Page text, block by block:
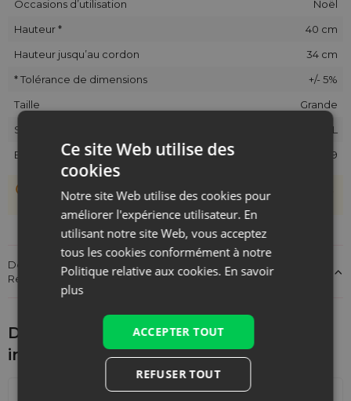
Occasions d’utilisation
Noël
Hauteur *
40 cm
Hauteur jusqu’au cordon
34 cm
* Tolérance de dimensions
+/- 5%
Taille
Grande
SKU
CLB-3040-NAT-JEL
EAN
5903003405689
Les sachets étant cousus main, une tolérance de +/- 1 cm est
possible.
Détails sur la conformité du produit aux réglementations :
Responsabilité du produit
Découvrez ce qui pourrait vous
intéresser d'autre
Ce site Web utilise des
cookies
Notre site Web utilise des cookies pour
améliorer l'expérience utilisateur. En
utilisant notre site Web, vous acceptez
tous les cookies conformément à notre
Politique relative aux cookies. En savoir
plus
ACCEPTER TOUT
REFUSER TOUT